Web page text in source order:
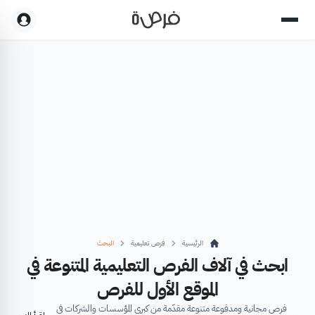
الرئيسية فرص تعليمية البحث
ابحث في آلاف الفرص التعليمية المتنوعة في
الموقع الأول للفرص
فرص مجانية ومدفوعة متنوعة مقدّمة من كبرى المؤسسات والشركات في